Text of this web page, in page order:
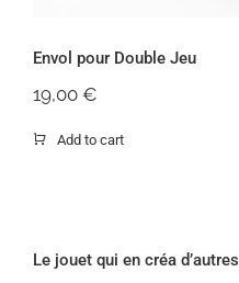
Envol pour Double Jeu
19,00 €
Add to cart
Le jouet qui en créa d’autres